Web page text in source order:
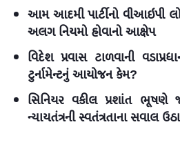
આમ આદમી પાર્ટીનો વીઆઇપી
અલગ નિયમો હોવાનો આક્ષેપ
વિદેશ પ્રવાસ ટાળવાની
ટુર્નામેન્ટનું આયોજન કેમ?
સિનિયર વકીલ પ્રશાંત ભૂષણે
ન્યાયતંત્રની સ્વતંત્રતાના સવાલ